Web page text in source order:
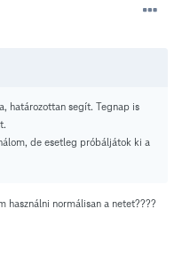
határozottan segít. Tegnap is
de esetleg próbáljátok ki a
normálisan a netet????